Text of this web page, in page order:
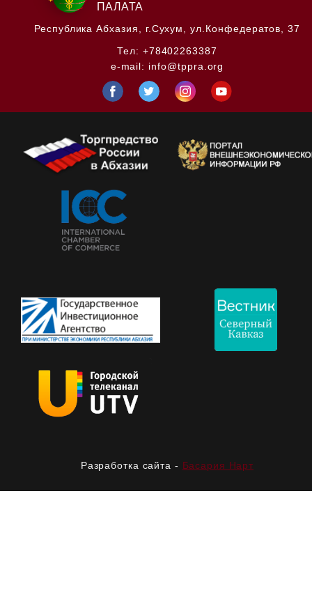
ПАЛАТА
Республика Абхазия, г.Сухум, ул.Конфедератов, 37
Тел: +78402263387
e-mail: info@tppra.org
Разработка сайта - Басария Нарт